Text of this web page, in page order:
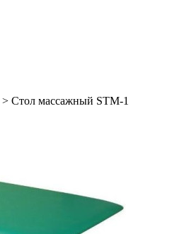
> Стол массажный STM-1